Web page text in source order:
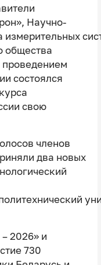
Научно-
измерительных
общества
проведением
состоялся
свою
членов
два новых
2026» и
730